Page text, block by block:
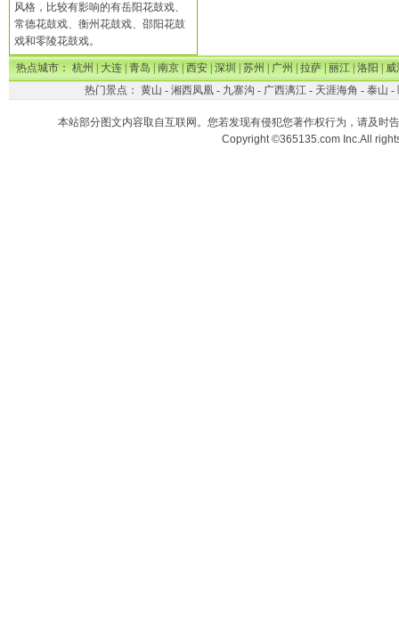
风格，比较有影响的有岳阳花鼓戏、
常德花鼓戏、衡州花鼓戏、邵阳花鼓
戏和零陵花鼓戏。
热点城市：杭州|大连|青岛|南京|西安|深圳|苏州|广州|拉萨|丽江|洛阳|威
热门景点： 黄山 - 湘西凤凰- 九寨沟 - 广西漓江- 天涯海角 - 泰山 -
本站部分图文内容取自互联网。您若发现有侵犯您著作权行为，请及时
Copyright ©365135.com Inc.All